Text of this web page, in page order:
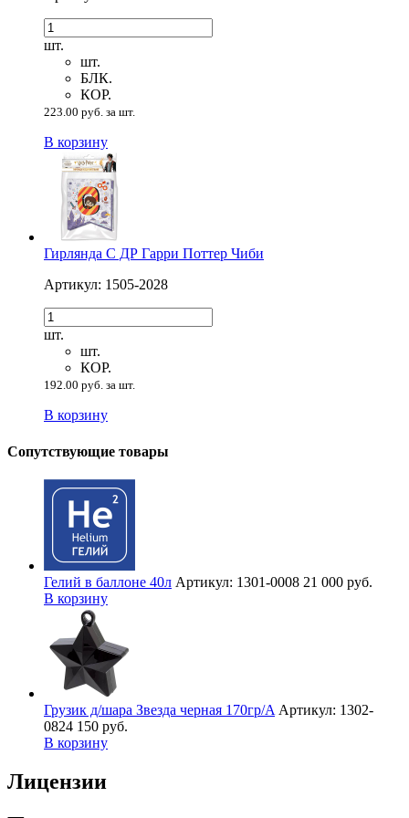
шт.
шт.
БЛК.
КОР.
223.00 руб. за шт.
В корзину
Гирлянда С ДР Гарри Поттер Чиби
Артикул: 1505-2028
шт.
шт.
КОР.
192.00 руб. за шт.
В корзину
Сопутствующие товары
Гелий в баллоне 40л Артикул: 1301-0008 21 000 руб.
В корзину
Грузик д/шара Звезда черная 170гр/A Артикул: 1302-
0824 150 руб.
В корзину
Лицензии